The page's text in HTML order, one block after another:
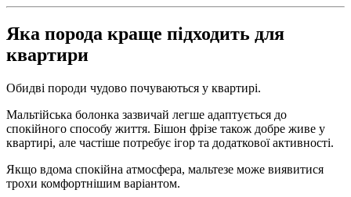
Яка порода краще підходить для
квартири
Обидві породи чудово почуваються у квартирі.
Мальтійська болонка зазвичай легше адаптується до
спокійного способу життя. Бішон фрізе також добре живе у
квартирі, але частіше потребує ігор та додаткової активності.
Якщо вдома спокійна атмосфера, мальтезе може виявитися
трохи комфортнішим варіантом.